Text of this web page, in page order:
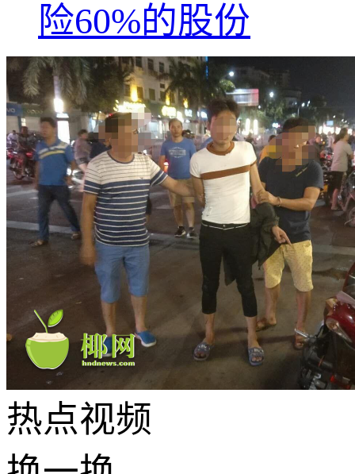
险60%的股份
热点视频